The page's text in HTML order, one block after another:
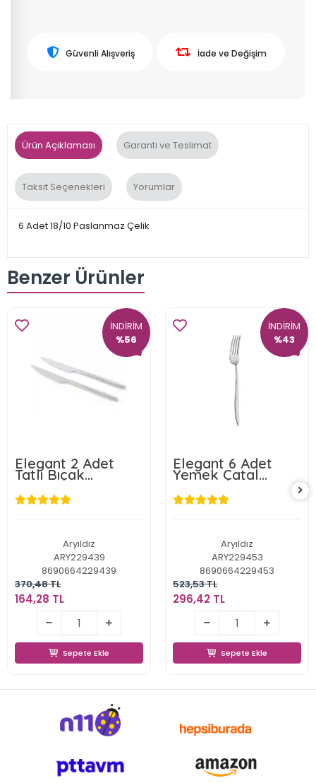
Güvenli Alışveriş İade ve Değişim
Ürün Açıklaması Garanti ve Teslimat
Taksit Seçenekleri Yorumlar
6 Adet 18/10 Paslanmaz Çelik
Benzer Ürünler
İNDİRİM
%56
Elegant 2 Adet
Tatlı Bıçak
Vakumlu
Aryıldız
ARY229439
8690664229439
370,48 TL
164,28 TL
164,28 TL
Sepete Ekle
Sepete Ekle
İNDİRİM
%43
Elegant 6 Adet
Yemek Çatal
Vakumlu
Aryıldız
ARY229453
8690664229453
523,53 TL
296,42 TL
296,42 TL
Sepete Ekle
Sepete Ekle